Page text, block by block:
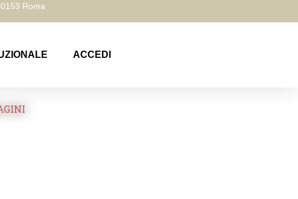
Roma
ACCEDI